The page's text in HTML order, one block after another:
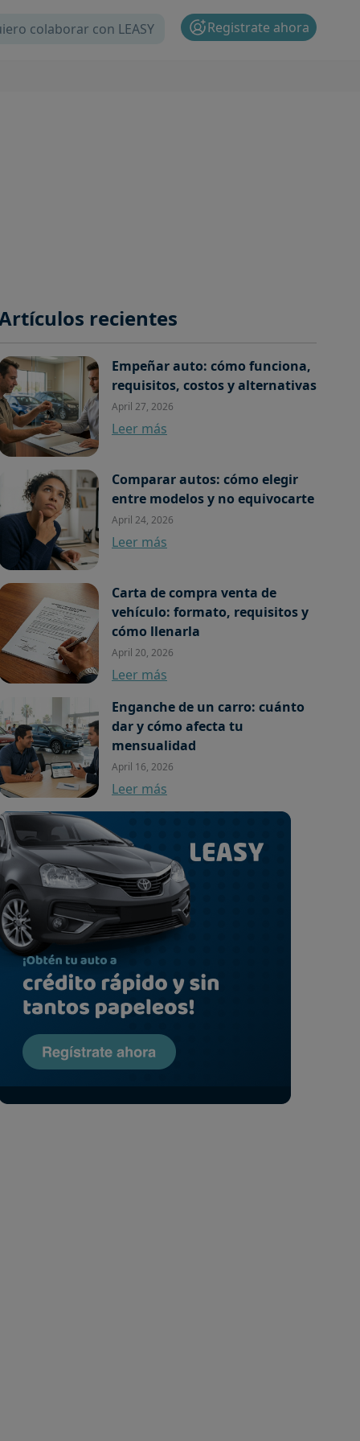
colaborar con LEASY Registrate ahora
recientes
Empeñar auto: cómo funciona,
requisitos, costos y alternativas
April 27, 2026
Leer más
Comparar autos: cómo elegir
entre modelos y no equivocarte
April 24, 2026
Leer más
Carta de compra venta de
vehículo: formato, requisitos y
cómo llenarla
April 20, 2026
Leer más
Enganche de un carro: cuánto
dar y cómo afecta tu
mensualidad
April 16, 2026
Leer más